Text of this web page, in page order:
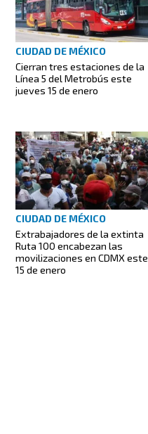
CIUDAD DE MÉXICO
Cierran tres estaciones de la
Línea 5 del Metrobús este
jueves 15 de enero
CIUDAD DE MÉXICO
Extrabajadores de la extinta
Ruta 100 encabezan las
movilizaciones en CDMX este
15 de enero